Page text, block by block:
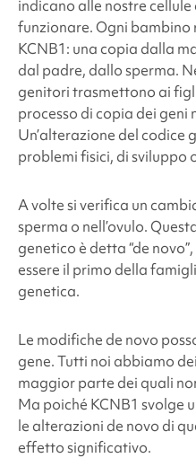
indicano alle nostre cellule
funzionare. Ogni bambino
KCNB1: una copia dalla
dal padre, dallo sperma.
genitori trasmettono ai
processo di copia dei geni
Un’alterazione del codice
problemi fisici, di sviluppo
A volte si verifica un
sperma o nell’ovulo.
genetico è detta “de
essere il primo della
genetica.
Le modifiche de novo
gene. Tutti noi abbiamo
maggior parte dei quali
Ma poiché KCNB1 svolge
le alterazioni de novo di
effetto significativo.